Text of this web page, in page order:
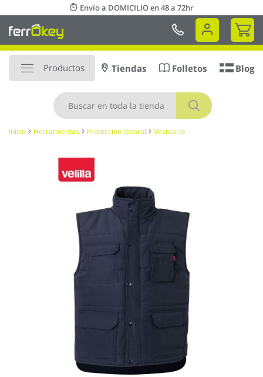
al
contenido
Envío a DOMICILIO en 48 a 72hr
Mi
Productos
Buscar
Tiendas Folletos Blog
Inicio Herramientas Protección laboral Vestuario